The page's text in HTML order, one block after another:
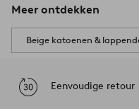
Meer ontdekken
Beige katoenen &
Eenvoudige retour